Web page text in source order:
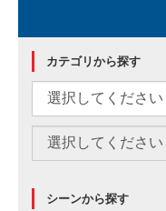
カテゴリから探す
シーンから探す